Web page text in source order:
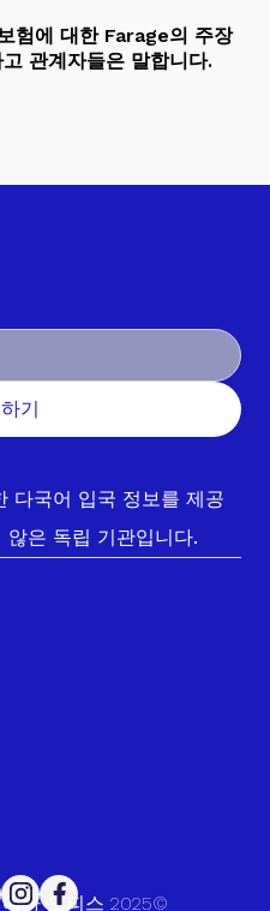
험에 대한 Farage의 주장
관계자들은 말합니다.
기
다국어 입국 정보를 제공
은 독립 기관입니다.
타 오피스 2025©